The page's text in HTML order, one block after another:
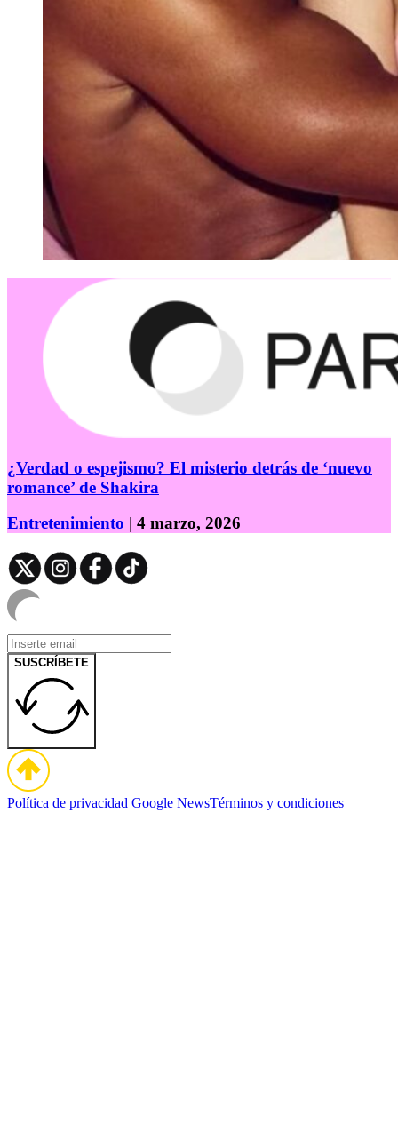
¿Verdad o espejismo? El misterio detrás de ‘nuevo
romance’ de Shakira
Entretenimiento | 4 marzo, 2026
SUSCRÍBETE
Política de privacidad Google NewsTérminos y condiciones